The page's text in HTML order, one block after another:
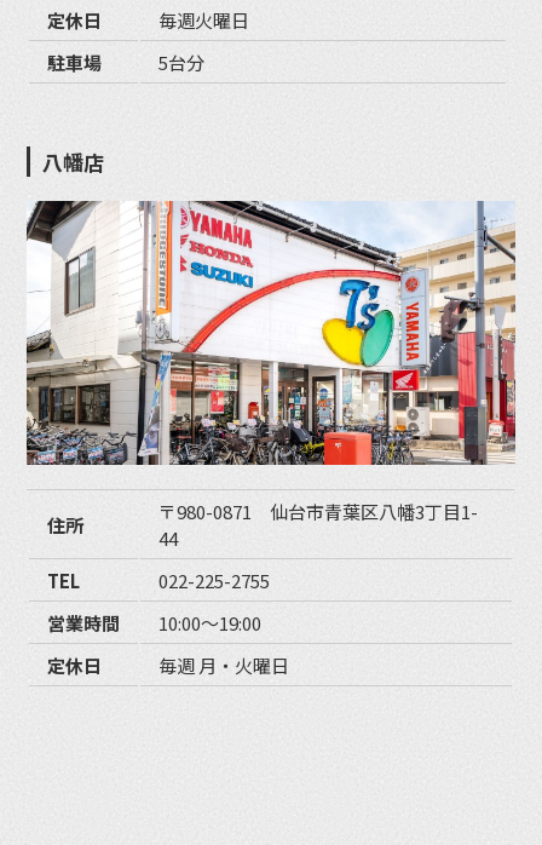
定休日
毎週火曜日
駐車場
5台分
八幡店
住所
〒980-0871 仙台市青葉区八幡3丁目1-
44
TEL
022-225-2755
営業時間
10:00〜19:00
定休日
毎週 月・火曜日